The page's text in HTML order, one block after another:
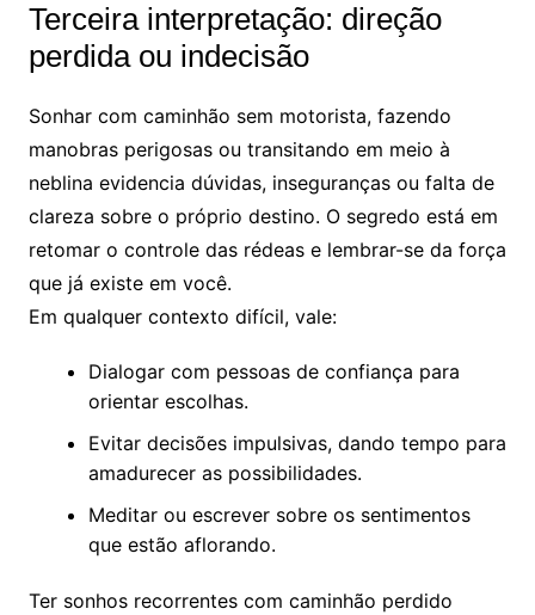
Terceira interpretação: direção
perdida ou indecisão
Sonhar com caminhão sem motorista, fazendo
manobras perigosas ou transitando em meio à
neblina evidencia dúvidas, inseguranças ou falta de
clareza sobre o próprio destino. O segredo está em
retomar o controle das rédeas e lembrar-se da força
que já existe em você.
Em qualquer contexto difícil, vale:
Dialogar com pessoas de confiança para
orientar escolhas.
Evitar decisões impulsivas, dando tempo para
amadurecer as possibilidades.
Meditar ou escrever sobre os sentimentos
que estão aflorando.
Ter sonhos recorrentes com caminhão perdido